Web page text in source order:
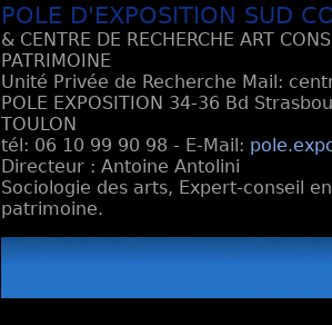
POLE D'EXPOSITION SUD
& CENTRE DE RECHERCHE ART
PATRIMOINE
Unité Privée de Recherche Mail:
POLE EXPOSITION 34-36 Bd
TOULON
tél: 06 10 99 90 98 - E-Mail:
Directeur : Antoine Antolini
Sociologie des arts, Expert-conseil
patrimoine.